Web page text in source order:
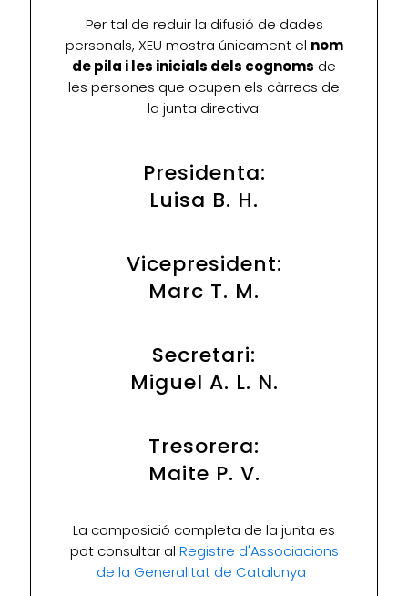
Per tal de reduir la difusió de dades
personals, XEU mostra únicament el nom
de pila i les inicials dels cognoms de
les persones que ocupen els càrrecs de
la junta directiva.
Presidenta:
Luisa B. H.
Vicepresident:
Marc T. M.
Secretari:
Miguel A. L. N.
Tresorera:
Maite P. V.
La composició completa de la junta es
pot consultar al Registre d'Associacions
de la Generalitat de Catalunya .